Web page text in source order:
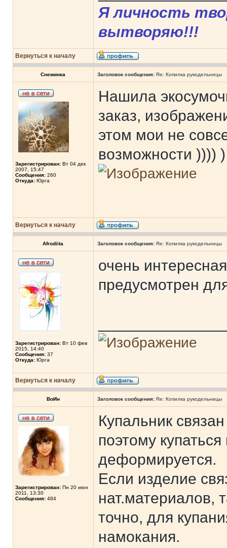
Я личность
вытворяю!!!
Вернуться к началу
Снежинка Заголовок сообщения: Re: Копилка рукодельницы
Зарегистрирован: Вт 04 дек
2007, 15:47
Сообщения: 260
Откуда: Юрга
Нашила
заказ,
этом мои не
возможности )))) )
Вернуться к началу
Afrodiita Заголовок сообщения: Re: Копилка рукодельницы
Зарегистрирован: Вт 10 фев
2015, 14:40
Сообщения: 37
Откуда: Юрга
очень
предусмотрен
Вернуться к началу
ВоИн Заголовок сообщения: Re: Копилка рукодельницы
Зарегистрирован: Пн 20 июн
2011, 13:30
Сообщения: 484
Купальник
поэтому
деформируется.
Если изделие
нат.материалов,
точно, для
намокания.